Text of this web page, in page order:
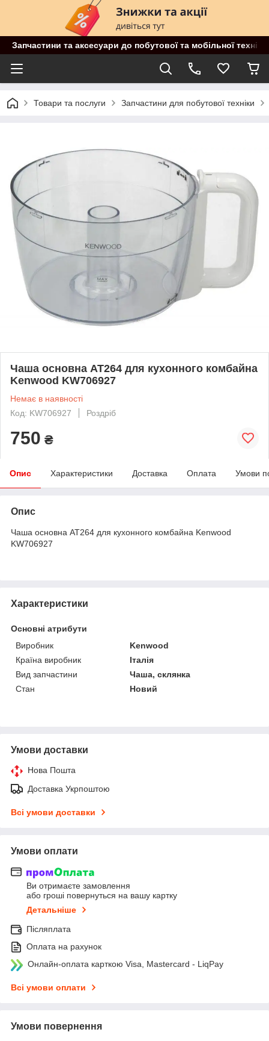
Запчастини та аксесуари до побутової та мобільної
Товари та послуги Запчастини для побутової техніки
Чаша основна AT264 для кухонного комбайна
Kenwood KW706927
Немає в наявності
Код: KW706927
Роздріб
750 ₴
Опис Характеристики Доставка Оплата Умови
Опис
Чаша основна AT264 для кухонного комбайна Kenwood
KW706927
Характеристики
Основні атрибути
Виробник
Kenwood
Країна виробник
Італія
Вид запчастини
Чаша, склянка
Стан
Новий
Умови доставки
Нова Пошта
Доставка Укрпоштою
Всі умови доставки
Умови оплати
Ви отримаєте замовлення
або гроші повернуться на вашу картку
Детальніше
Післяплата
Оплата на рахунок
Онлайн-оплата карткою Visa, Mastercard - LiqPay
Всі умови оплати
Умови повернення